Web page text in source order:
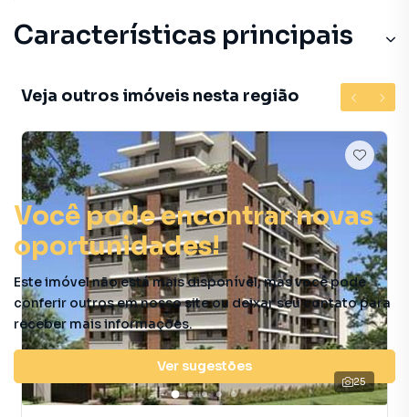
Você pode encontrar novas
oportunidades!
Este imóvel não está mais disponível, mas você pode
conferir outros em nosso site ou deixar seu contato para
receber mais informações.
Ver sugestões
Características principais
Aceita Pet
Sala de Academia
Beach Point
Veja outros imóveis nesta região
25